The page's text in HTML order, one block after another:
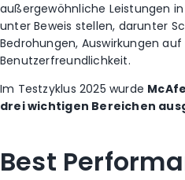
außergewöhnliche Leistungen
unter Beweis stellen, darunter
Bedrohungen, Auswirkungen
Benutzerfreundlichkeit.
Im Testzyklus 2025 wurde
drei wichtigen Bereichen
Best